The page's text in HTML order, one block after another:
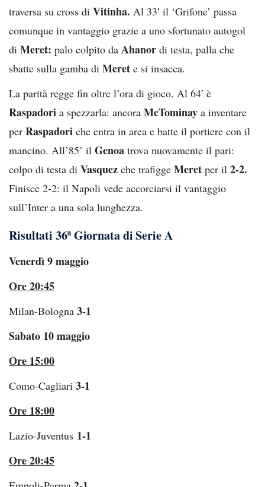
traversa su cross di Vitinha. Al 33′ il ‘Grifone’ passa
comunque in vantaggio grazie a uno sfortunato autogol
di Meret: palo colpito da Ahanor di testa, palla che
sbatte sulla gamba di Meret e si insacca.
La parità regge fin oltre l’ora di gioco. Al 64′ è
Raspadori a spezzarla: ancora McTominay a inventare
per Raspadori che entra in area e batte il portiere con il
mancino. All’85’ il Genoa trova nuovamente il pari:
colpo di testa di Vasquez che trafigge Meret per il 2-2.
Finisce 2-2: il Napoli vede accorciarsi il vantaggio
sull’Inter a una sola lunghezza.
Risultati 36ª Giornata di Serie A
Venerdì 9 maggio
Ore 20:45
Milan-Bologna 3-1
Sabato 10 maggio
Ore 15:00
Como-Cagliari 3-1
Ore 18:00
Lazio-Juventus 1-1
Ore 20:45